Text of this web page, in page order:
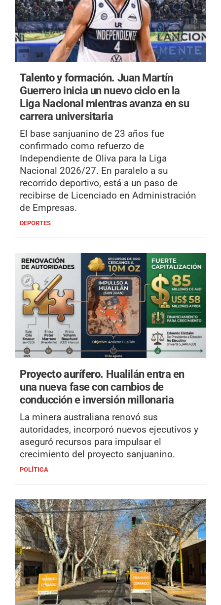
Talento y formación. Juan Martín
Guerrero inicia un nuevo ciclo en la
Liga Nacional mientras avanza en su
carrera universitaria
El base sanjuanino de 23 años fue
confirmado como refuerzo de
Independiente de Oliva para la Liga
Nacional 2026/27. En paralelo a su
recorrido deportivo, está a un paso de
recibirse de Licenciado en Administración
de Empresas.
DEPORTES
Proyecto aurífero. Hualilán entra en
una nueva fase con cambios de
conducción e inversión millonaria
La minera australiana renovó sus
autoridades, incorporó nuevos ejecutivos y
aseguró recursos para impulsar el
crecimiento del proyecto sanjuanino.
POLÍTICA